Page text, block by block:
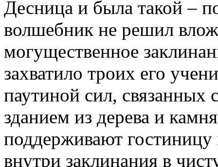
Десница и была такой –
волшебник не решил
могущественное
захватило троих его
паутиной сил,
зданием из дерева и
поддерживают
внутри заклинания в